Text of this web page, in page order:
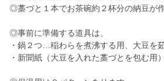
◎藁づと１本でお茶碗約２杯分の納豆が作
◎事前に準備する道具は、
・鍋２つ…稲わらを煮沸する用、大豆を茹
・新聞紙（大豆を入れた藁づとを包む用）